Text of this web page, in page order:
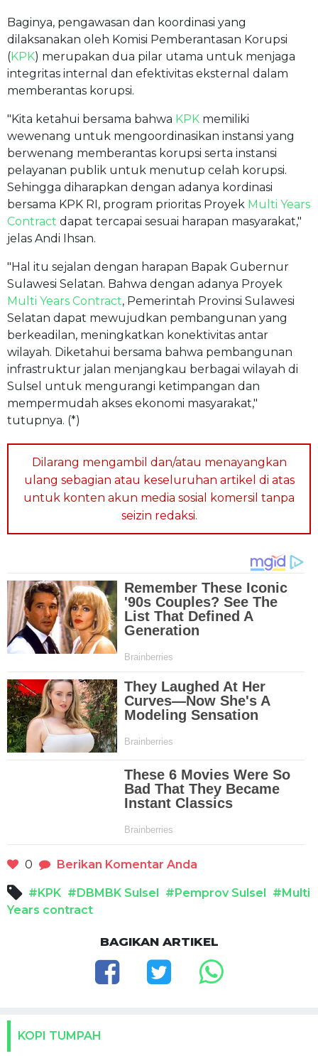
Baginya, pengawasan dan koordinasi yang
dilaksanakan oleh Komisi Pemberantasan Korupsi
(KPK) merupakan dua pilar utama untuk menjaga
integritas internal dan efektivitas eksternal dalam
memberantas korupsi.
"Kita ketahui bersama bahwa KPK memiliki
wewenang untuk mengoordinasikan instansi yang
berwenang memberantas korupsi serta instansi
pelayanan publik untuk menutup celah korupsi.
Sehingga diharapkan dengan adanya kordinasi
bersama KPK RI, program prioritas Proyek Multi Years
Contract dapat tercapai sesuai harapan masyarakat,"
jelas Andi Ihsan.
"Hal itu sejalan dengan harapan Bapak Gubernur
Sulawesi Selatan. Bahwa dengan adanya Proyek
Multi Years Contract, Pemerintah Provinsi Sulawesi
Selatan dapat mewujudkan pembangunan yang
berkeadilan, meningkatkan konektivitas antar
wilayah. Diketahui bersama bahwa pembangunan
infrastruktur jalan menjangkau berbagai wilayah di
Sulsel untuk mengurangi ketimpangan dan
mempermudah akses ekonomi masyarakat,"
tutupnya. (*)
Dilarang mengambil dan/atau menayangkan
ulang sebagian atau keseluruhan artikel di atas
untuk konten akun media sosial komersil tanpa
seizin redaksi.
0 Berikan Komentar Anda
#KPK #DBMBK Sulsel #Pemprov Sulsel #Multi
Years contract
BAGIKAN ARTIKEL
KOPI TUMPAH